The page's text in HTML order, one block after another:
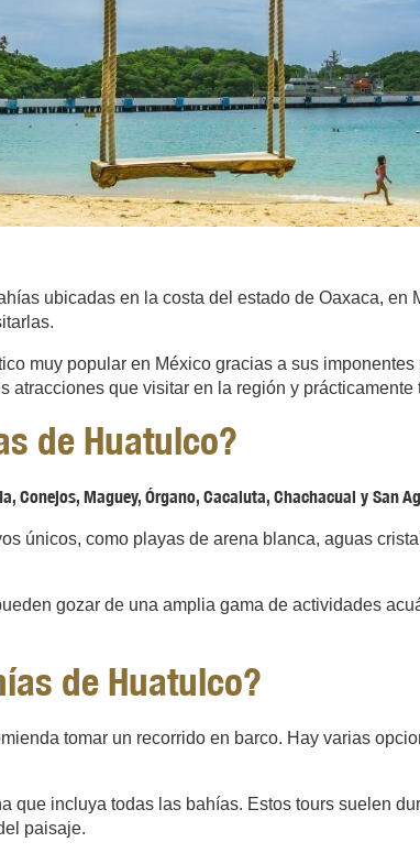
ubicadas en la costa del estado de Oaxaca,
muy popular en México gracias a sus
atracciones que visitar en la región y
de Huatulco?
Conejos, Maguey, Órgano, Cacaluta, Chachacual y San
únicos, como playas de arena blanca, aguas
gozar de una amplia gama de actividades
de Huatulco?
tomar un recorrido en barco. Hay varias
que incluya todas las bahías. Estos tours suelen
paisaje.